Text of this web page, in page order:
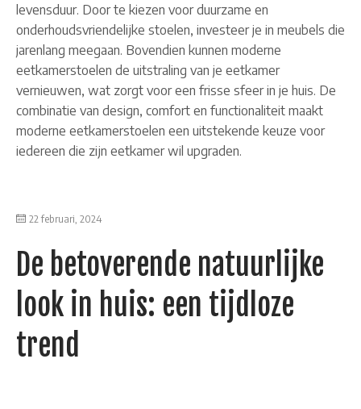
levensduur. Door te kiezen voor duurzame en
onderhoudsvriendelijke stoelen, investeer je in meubels die
jarenlang meegaan. Bovendien kunnen moderne
eetkamerstoelen de uitstraling van je eetkamer
vernieuwen, wat zorgt voor een frisse sfeer in je huis. De
combinatie van design, comfort en functionaliteit maakt
moderne eetkamerstoelen een uitstekende keuze voor
iedereen die zijn eetkamer wil upgraden.
22 februari, 2024
De betoverende natuurlijke
look in huis: een tijdloze
trend